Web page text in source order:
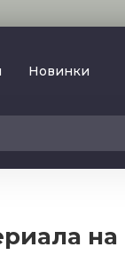
Новинки
на